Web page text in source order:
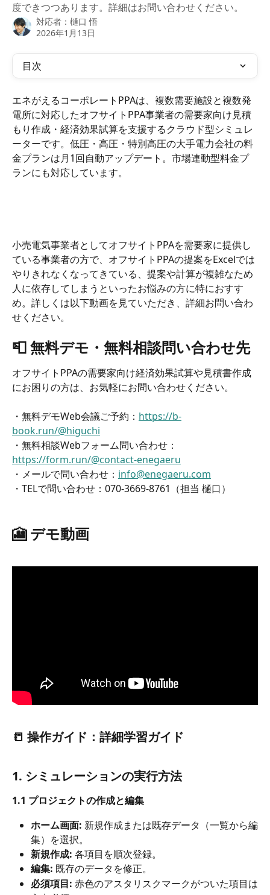
度できつつあります。詳細はお問い合わせください。
対応者： 樋口 悟
2026年1月13日
目次
エネがえるコーポレートPPAは、複数需要施設と複数発
電所に対応したオフサイトPPA事業者の需要家向け見積
もり作成・経済効果試算を支援するクラウド型シミュレ
ーターです。低圧・高圧・特別高圧の大手電力会社の料
金プランは月1回自動アップデート。市場連動型料金プ
ランにも対応しています。
小売電気事業者としてオフサイトPPAを需要家に提供し
ている事業者の方で、オフサイトPPAの提案をExcelでは
やりきれなくなってきている、提案や計算が複雑なため
人に依存してしまうといったお悩みの方に特におすす
め。詳しくは以下動画を見ていただき、詳細お問い合わ
せください。
📮 無料デモ・無料相談問い合わせ先
オフサイトPPAの需要家向け経済効果試算や見積書作成
にお困りの方は、お気軽にお問い合わせください。
・無料デモWeb会議ご予約： https://b-
book.run/@higuchi
・無料相談Webフォーム問い合わせ：
https://form.run/@contact-enegaeru
・メールで問い合わせ： info@enegaeru.com
・TELで問い合わせ：070-3669-8761（担当 樋口）
🎦 デモ動画
📒 操作ガイド：詳細学習ガイド
1. シミュレーションの実行方法
1.1 プロジェクトの作成と編集
ホーム画面: 新規作成または既存データ（一覧から編
集）を選択。
新規作成: 各項目を順次登録。
編集: 既存のデータを修正。
必須項目: 赤色のアスタリスクマークがついた項目は